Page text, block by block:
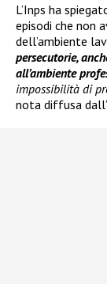
L’Inps ha
episodi che non
dell’ambiente
persecutorie,
all’ambiente
impossibilità di
nota diffusa